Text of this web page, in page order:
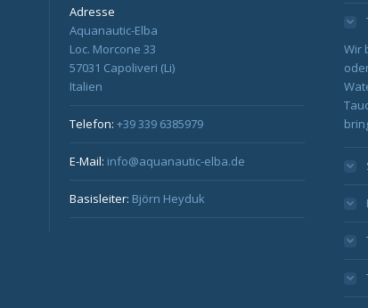
Adresse
Aquanautic-Elba
Loc. Morcone 33
57031 Capoliveri (Li)
Italien
Telefon: +39 339 6385979
E-Mail: info@aquanautic-elba.de
Basisleiter: Björn Heyduk
Wir